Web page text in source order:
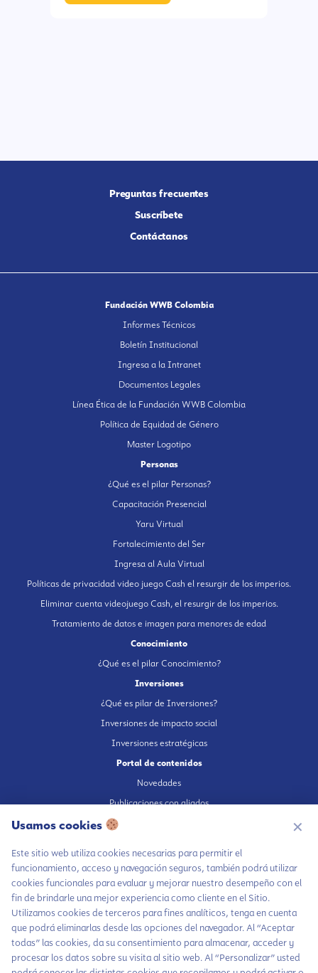
Chatea con LiA
Hablemos por
Preguntas frecuentes
Suscríbete
Contáctanos
Fundación WWB Colombia
Informes Técnicos
Boletín Institucional
Ingresa a la Intranet
Documentos Legales
Línea Ética de la Fundación WWB Colombia
Política de Equidad de Género
Master Logotipo
Personas
¿Qué es el pilar Personas?
Capacitación Presencial
Yaru Virtual
Fortalecimiento del Ser
Ingresa al Aula Virtual
Políticas de privacidad video juego Cash el resurgir de los imperios.
Eliminar cuenta videojuego Cash, el resurgir de los imperios.
Tratamiento de datos e imagen para menores de edad
Conocimiento
¿Qué es el pilar Conocimiento?
Inversiones
¿Qué es pilar de Inversiones?
Inversiones de impacto social
Inversiones estratégicas
Portal de contenidos
Novedades
Publicaciones con aliados
Fundación en medios
Escúchanos en Spotify
Autorización de tratamiento de datos
Aviso Privacidad
Usamos cookies ✕
Este sitio web utiliza cookies necesarias para permitir el
funcionamiento, acceso y navegación seguros, también podrá utilizar
cookies funcionales para evaluar y mejorar nuestro desempeño con el
fin de brindarle una mejor experiencia como cliente en el Sitio.
Utilizamos cookies de terceros para fines analíticos, tenga en cuenta
que podrá eliminarlas desde las opciones del navegador. Al “Aceptar
todas” las cookies, da su consentimiento para almacenar, acceder y
procesar los datos sobre su visita al sitio web. Al “Personalizar” usted